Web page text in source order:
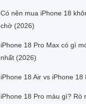
Có nên mua iPhone 18
chờ (2026)
iPhone 18 Pro Max có gì
nhất (2026)
iPhone 18 Air vs iPhone
iPhone 18 Pro màu gì?